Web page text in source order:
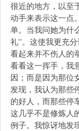
很近的地方，以至
动手来表示这一点
单。当我问她为什
礼”。这使我更充
看起来并不伤人的
看看这一挥手，我
因；而是因为那位
发现，我认为那些
的好人，而那些停
这几乎不是修炼人
例子。我惊讶地发